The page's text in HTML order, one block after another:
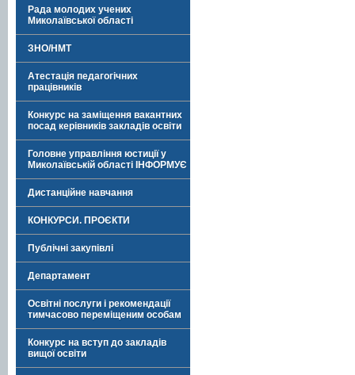
Рада молодих учених
Миколаївської області
ЗНО/НМТ
Атестація педагогічних
працівників
Конкурс на заміщення вакантних
посад керівників закладів освіти
Головне управління юстиції у
Миколаївській області ІНФОРМУЄ
Дистанційне навчання
КОНКУРСИ. ПРОЄКТИ
Публічні закупівлі
Департамент
Освітні послуги і рекомендації
тимчасово переміщеним особам
Конкурс на вступ до закладів
вищої освіти